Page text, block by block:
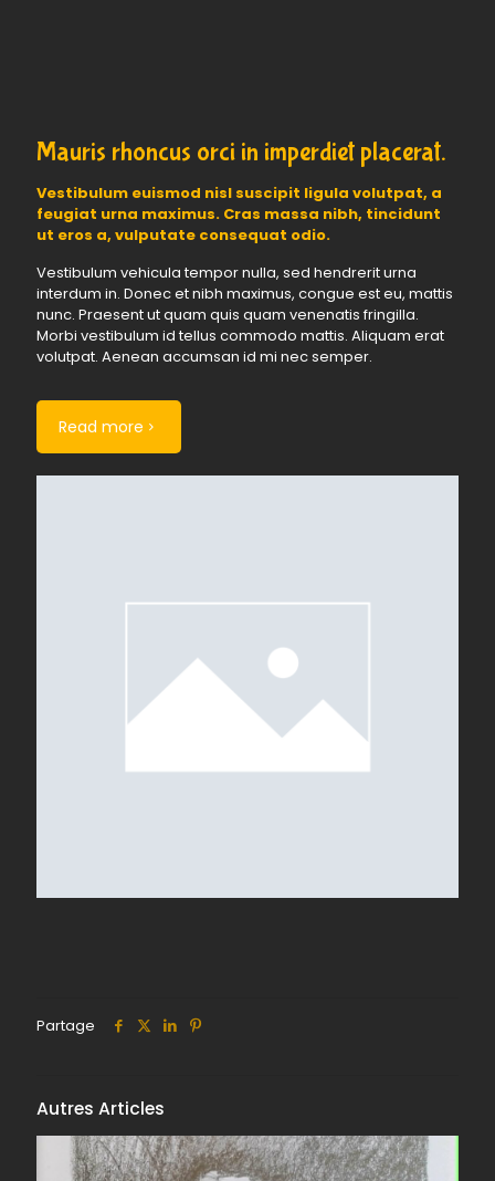
Mauris rhoncus orci in imperdiet placerat.
Vestibulum euismod nisl suscipit ligula volutpat, a
feugiat urna maximus. Cras massa nibh, tincidunt
ut eros a, vulputate consequat odio.
Vestibulum vehicula tempor nulla, sed hendrerit urna
interdum in. Donec et nibh maximus, congue est eu, mattis
nunc. Praesent ut quam quis quam venenatis fringilla.
Morbi vestibulum id tellus commodo mattis. Aliquam erat
volutpat. Aenean accumsan id mi nec semper.
Read more
Partage
Autres Articles